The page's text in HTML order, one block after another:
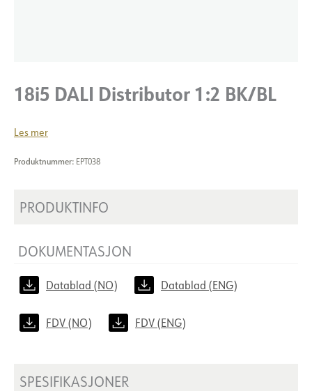
18i5 DALI Distributor 1:2 BK/BL
Les mer
Produktnummer: EPT038
PRODUKTINFO
DOKUMENTASJON
Datablad (NO) Datablad (ENG)
FDV (NO) FDV (ENG)
SPESIFIKASJONER